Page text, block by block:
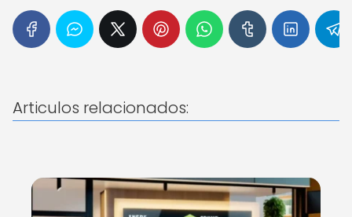
Articulos relacionados: